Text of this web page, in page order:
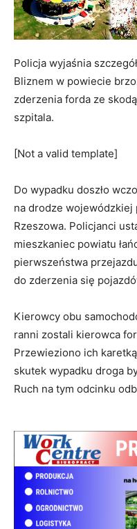
Policja wyjaśnia
Bliznem w powiecie
zderzenia forda ze
szpitala.
[Not a valid template]
Do wypadku doszło
na drodze wojewódzkiej
Rzeszowa. Policjanci
mieszkaniec powiatu
pierwszeństwa
do zderzenia się
Kierowcy obu
ranni zostali kierowca
Przewieziono ich
skutek wypadku droga
Ruch na tym odcinku